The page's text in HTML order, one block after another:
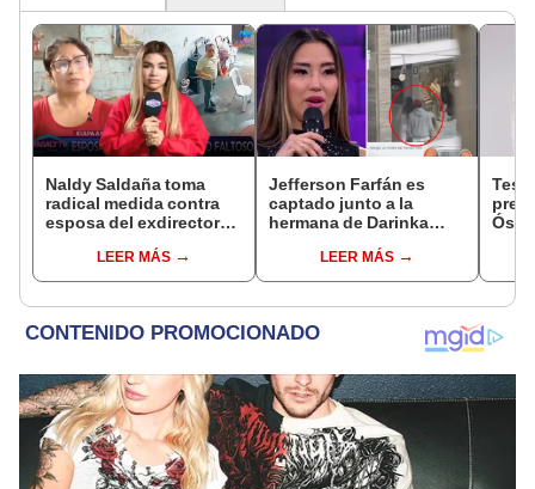
Naldy Saldaña toma
radical medida contra
esposa del exdirector
acusarla de tener
relación con él: “Es
LEER MÁS
Jefferson Farfán es
captado junto a la
hermana de Darinka
Kanashiro trabajaba: “Él
tiene sus…”
LEER MÁS